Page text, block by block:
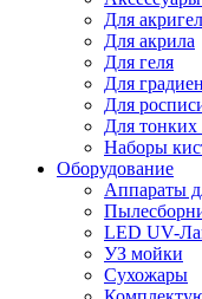
Для
Для акрила
Для геля
Для
Для
Для
Наборы
Оборудование
Аппараты
LED UV-
УЗ мойки
Сухожары